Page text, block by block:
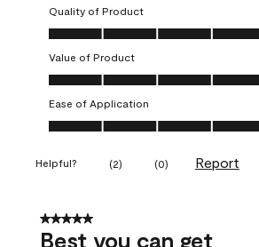
Quality of Product
Quality of Product, 5.0 out of 5
Value of Product
Value of Product, 5.0 out of 5
Ease of Application
Ease of Application, 5.0 out of 5
Helpful? (2) (0) Report
5 out of 5 stars.
Best you can get